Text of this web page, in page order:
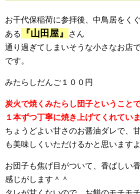
お千代保稲荷に参拝後、中鳥居をく
ある
『山田屋』
さん
通り過ぎてしまいそうな小さなお店
です。
みたらしだんご１００円
炭火で焼くみたらし団子ということ
１本ずつ丁寧に焼き上げてくれていま
ちょうどよい甘さのお醤油ダレで、
も美味しくいただけるかと思いますよ
お団子も焦げ目がついて、香ばしい
感じがします＾＾